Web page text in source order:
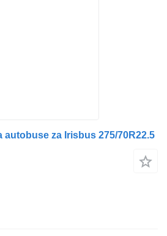
autobuse za Irisbus 275/70R22.5